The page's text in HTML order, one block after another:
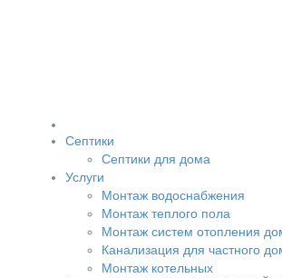
Септики
Септики для дома
Услуги
Монтаж водоснабжения
Монтаж теплого пола
Монтаж систем отопления
Канализация для частного
Монтаж котельных